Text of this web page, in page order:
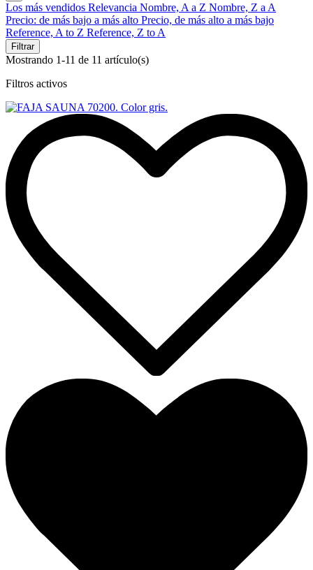
Los más vendidos Relevancia Nombre, A a Z Nombre, Z a A
Precio: de más bajo a más alto Precio, de más alto a más bajo
Reference, A to Z Reference, Z to A
Filtrar
Mostrando 1-11 de 11 artículo(s)
Filtros activos